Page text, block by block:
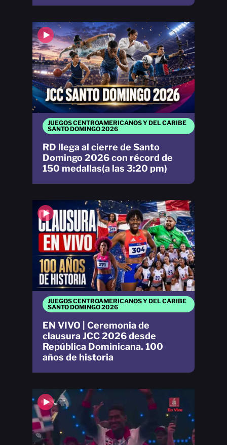
JUEGOS CENTROAMERICANOS Y DEL CARIBE
SANTO DOMINGO 2026
EN VIVO | Ceremonia de
clausura JCC 2026 desde
República Dominicana. 100
años de historia
JUEGOS CENTROAMERICANOS Y DEL CARIBE
SANTO DOMINGO 2026
RD llega al cierre de Santo
Domingo 2026 con récord de
150 medallas(a las 3:20 pm)